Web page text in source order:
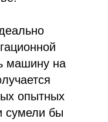
машину на
опытных
сумели бы